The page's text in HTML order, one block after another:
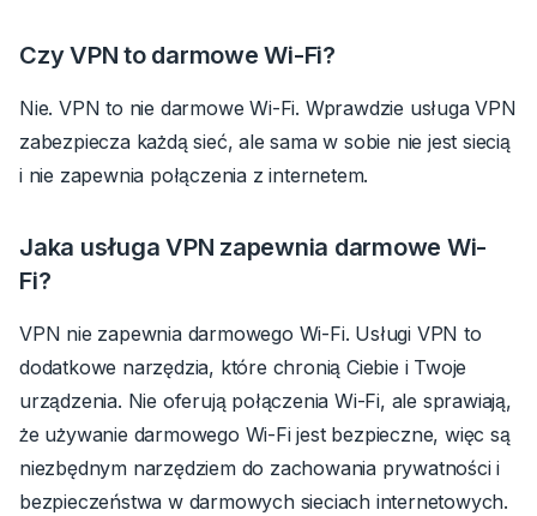
Czy VPN to darmowe Wi-Fi?
Nie. VPN to nie darmowe Wi-Fi. Wprawdzie usługa VPN
zabezpiecza każdą sieć, ale sama w sobie nie jest siecią
i nie zapewnia połączenia z internetem.
Jaka usługa VPN zapewnia darmowe Wi-
Fi?
VPN nie zapewnia darmowego Wi-Fi. Usługi VPN to
dodatkowe narzędzia, które chronią Ciebie i Twoje
urządzenia. Nie oferują połączenia Wi-Fi, ale sprawiają,
że używanie darmowego Wi-Fi jest bezpieczne, więc są
niezbędnym narzędziem do zachowania prywatności i
bezpieczeństwa w darmowych sieciach internetowych.